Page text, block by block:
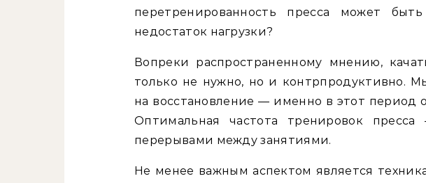
перетренированность пресса может
недостаток нагрузки?
Вопреки распространенному мнению,
только не нужно, но и контрпродуктивно.
на восстановление — именно в этот период
Оптимальная частота тренировок
перерывами между занятиями.
Не менее важным аспектом является